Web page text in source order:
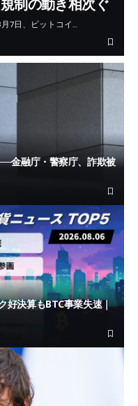
7日、ビットコイ…
金融庁・警察庁、詐欺被
好決算もBTC事業失速｜